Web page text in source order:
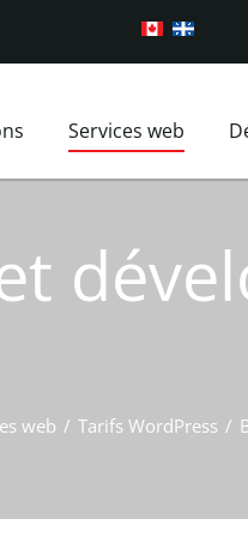
FAQ
Services web
Conception UX
Forfait Prix de
web / Tarifs WordPress /